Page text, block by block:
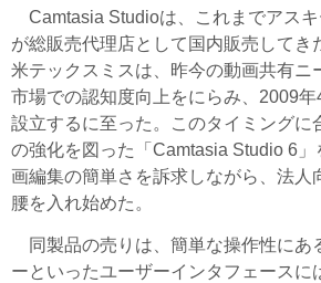
Camtasia Studioは、これまでアス
が総販売代理店として国内販売してき
米テックスミスは、昨今の動画共有ニ
市場での認知度向上をにらみ、2009
設立するに至った。このタイミングに
の強化を図った「Camtasia Studio 6
画編集の簡単さを訴求しながら、法人
腰を入れ始めた。
同製品の売りは、簡単な操作性にあ
ーといったユーザーインタフェースに